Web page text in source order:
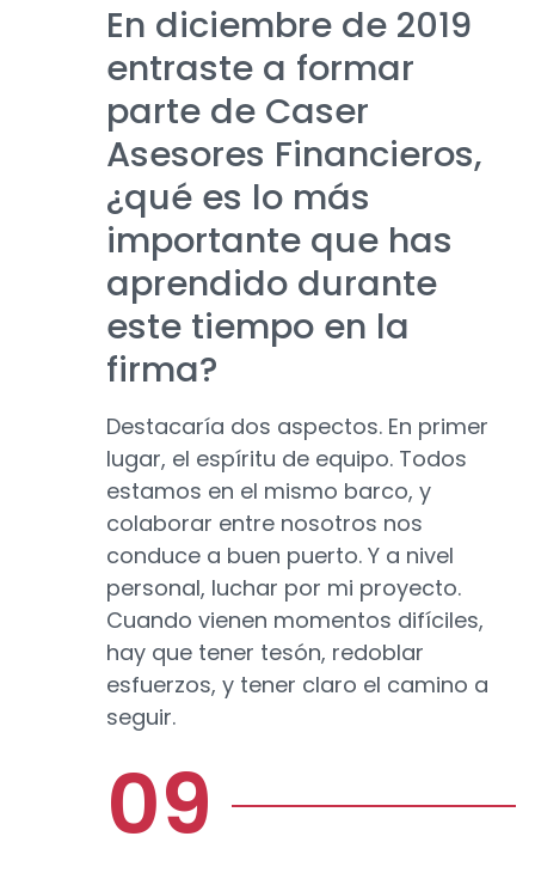
En diciembre de 2019
entraste a formar
parte de Caser
Asesores Financieros,
¿qué es lo más
importante que has
aprendido durante
este tiempo en la
firma?
Destacaría dos aspectos. En primer
lugar, el espíritu de equipo. Todos
estamos en el mismo barco, y
colaborar entre nosotros nos
conduce a buen puerto. Y a nivel
personal, luchar por mi proyecto.
Cuando vienen momentos difíciles,
hay que tener tesón, redoblar
esfuerzos, y tener claro el camino a
seguir.